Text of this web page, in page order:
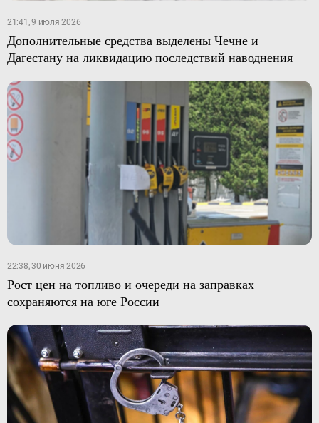
21:41, 9 июля 2026
Дополнительные средства выделены Чечне и
Дагестану на ликвидацию последствий наводнения
22:38, 30 июня 2026
Рост цен на топливо и очереди на заправках
сохраняются на юге России